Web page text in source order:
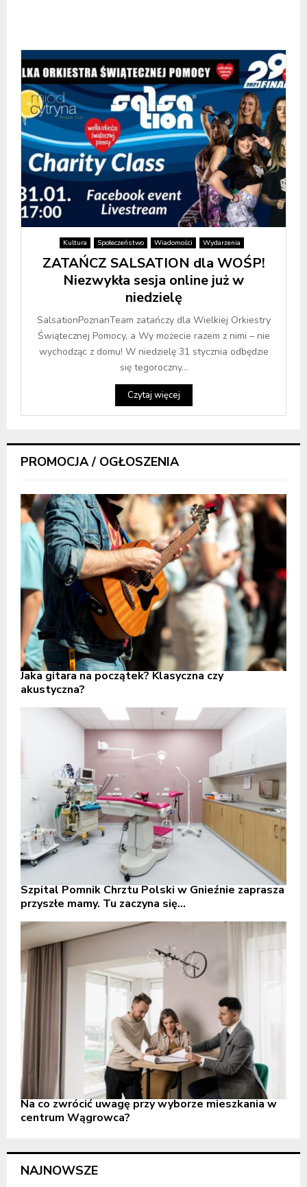
Kultura Społeczeństwo Wiadomości Wydarzenia
ZATAŃCZ SALSATION dla WOŚP!
Niezwykła sesja online już w
niedzielę
SalsationPoznanTeam zatańczy dla Wielkiej Orkiestry
Świątecznej Pomocy, a Wy możecie razem z nimi – nie
wychodząc z domu! W niedzielę 31 stycznia odbędzie
się tegoroczny...
Czytaj więcej
PROMOCJA / OGŁOSZENIA
Jaka gitara na początek? Klasyczna czy
akustyczna?
Szpital Pomnik Chrztu Polski w Gnieźnie zaprasza
przyszłe mamy. Tu zaczyna się...
Na co zwrócić uwagę przy wyborze mieszkania w
centrum Wągrowca?
NAJNOWSZE